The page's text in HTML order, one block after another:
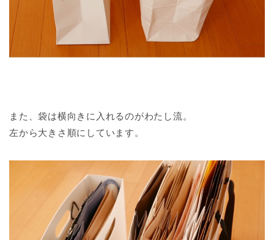
また、袋は横向きに入れるのがわたし流。
左から大きさ順にしています。